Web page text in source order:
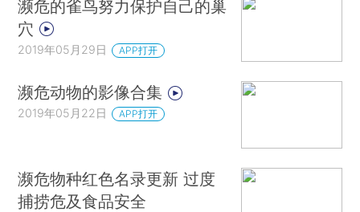
濒危的雀鸟努力保护自己的巢
穴
2019年05月29日 APP打开
濒危动物的影像合集
2019年05月22日 APP打开
濒危物种红色名录更新 过度
捕捞危及食品安全